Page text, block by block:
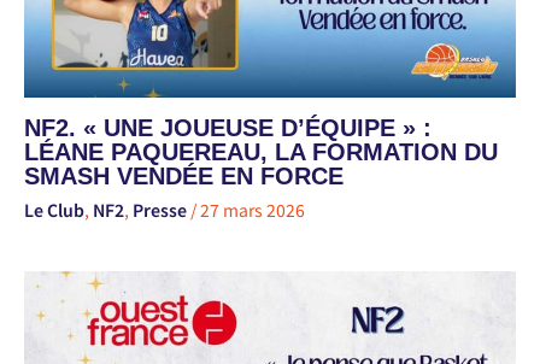
NF2. « UNE JOUEUSE D’ÉQUIPE » :
LÉANE PAQUEREAU, LA FORMATION DU
SMASH VENDÉE EN FORCE
Le Club, NF2, Presse /27 mars 2026